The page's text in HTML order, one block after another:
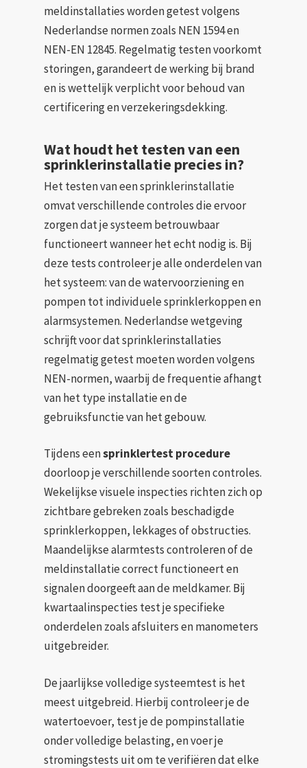
meldinstallaties worden getest volgens
Nederlandse normen zoals NEN 1594 en
NEN-EN 12845. Regelmatig testen voorkomt
storingen, garandeert de werking bij brand
en is wettelijk verplicht voor behoud van
certificering en verzekeringsdekking.
Wat houdt het testen van een
sprinklerinstallatie precies in?
Het testen van een sprinklerinstallatie
omvat verschillende controles die ervoor
zorgen dat je systeem betrouwbaar
functioneert wanneer het echt nodig is. Bij
deze tests controleer je alle onderdelen van
het systeem: van de watervoorziening en
pompen tot individuele sprinklerkoppen en
alarmsystemen. Nederlandse wetgeving
schrijft voor dat sprinklerinstallaties
regelmatig getest moeten worden volgens
NEN-normen, waarbij de frequentie afhangt
van het type installatie en de
gebruiksfunctie van het gebouw.
Tijdens eensprinklertest procedure
doorloop je verschillende soorten controles.
Wekelijkse visuele inspecties richten zich op
zichtbare gebreken zoals beschadigde
sprinklerkoppen, lekkages of obstructies.
Maandelijkse alarmtests controleren of de
meldinstallatie correct functioneert en
signalen doorgeeft aan de meldkamer. Bij
kwartaalinspecties test je specifieke
onderdelen zoals afsluiters en manometers
uitgebreider.
De jaarlijkse volledige systeemtest is het
meest uitgebreid. Hierbij controleer je de
watertoevoer, test je de pompinstallatie
onder volledige belasting, en voer je
stromingstests uit om te verifiëren dat elke